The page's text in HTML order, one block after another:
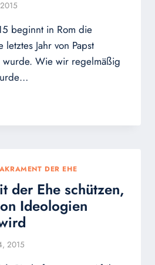
beginnt in Rom die
Jahr von Papst
wurde. Wie wir regelmäßig
DER EHE
der Ehe schützen,
Ideologien
2015